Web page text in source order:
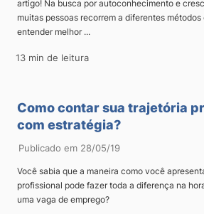
artigo! Na busca por autoconhecimento e
muitas pessoas recorrem a diferentes
entender melhor ...
13 min de leitura
Como contar sua trajetória
com estratégia?
Publicado em 28/05/19
Você sabia que a maneira como você
profissional pode fazer toda a diferença na
uma vaga de emprego?